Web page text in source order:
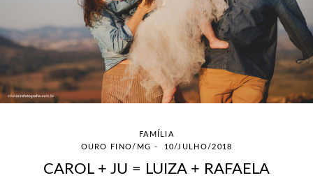
FAMÍLIA
OURO FINO/MG
10/JULHO/2018
CAROL + JU = LUIZA + RAFAELA